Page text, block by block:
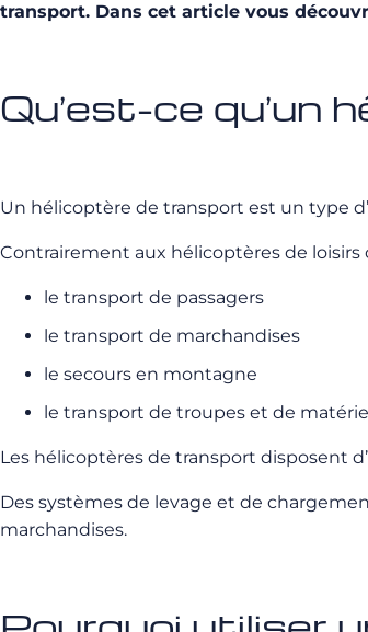
transport. Dans cet article vous
Qu’est-ce qu’un
Un hélicoptère de transport est un type
Contrairement aux hélicoptères de
le transport de passagers
le transport de marchandises
le secours en montagne
le transport de troupes et de
Les hélicoptères de transport disposent
Des systèmes de levage et de
marchandises.